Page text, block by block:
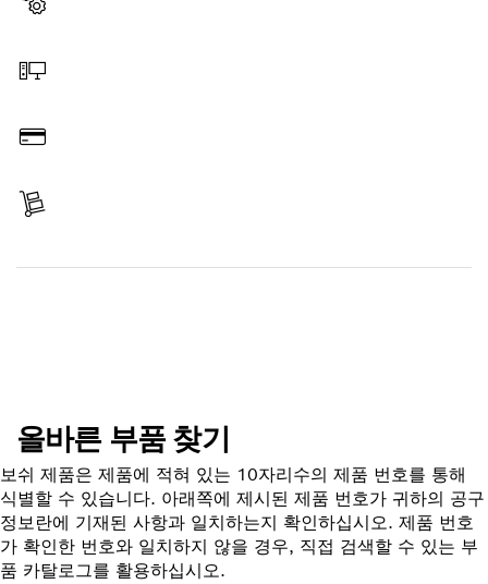
올바른 부품 찾기
보쉬 제품은 제품에 적혀 있는 10자리수의 제품 번호를 통해
식별할 수 있습니다. 아래쪽에 제시된 제품 번호가 귀하의 공구
정보란에 기재된 사항과 일치하는지 확인하십시오. 제품 번호
가 확인한 번호와 일치하지 않을 경우, 직접 검색할 수 있는 부
품 카탈로그를 활용하십시오.